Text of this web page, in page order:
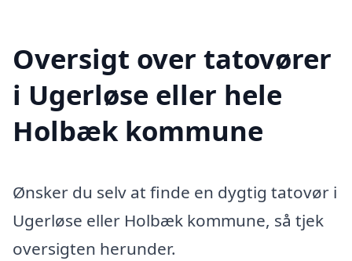
Oversigt over tatovører
i Ugerløse eller hele
Holbæk kommune
Ønsker du selv at finde en dygtig tatovør i
Ugerløse eller Holbæk kommune, så tjek
oversigten herunder.